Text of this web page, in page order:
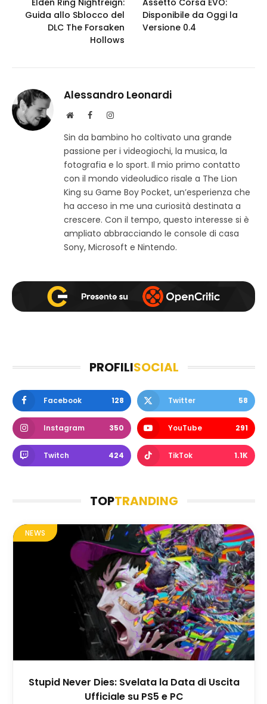
Elden Ring Nightreign:
Guida allo Sblocco del
DLC The Forsaken
Hollows
Assetto Corsa EVO:
Disponibile da Oggi la
Versione 0.4
Alessandro Leonardi
S
t
o
w
F
c
e
b
I
s
t
a
m
Sin da bambino ho coltivato una grande
passione per i videogiochi, la musica, la
fotografia e lo sport. Il mio primo contatto
con il mondo videoludico risale a The Lion
King su Game Boy Pocket, un’esperienza che
ha acceso in me una curiosità destinata a
crescere. Con il tempo, questo interesse si è
ampliato abbracciando le console di casa
Sony, Microsoft e Nintendo.
PROFILISOCIAL
Facebook 128 Twitter 58
Instagram 350 YouTube 291
Twitch 424 TikTok 1.1K
TOPTRANDING
NEWS
Stupid Never Dies: Svelata la Data di Uscita
Ufficiale su PS5 e PC